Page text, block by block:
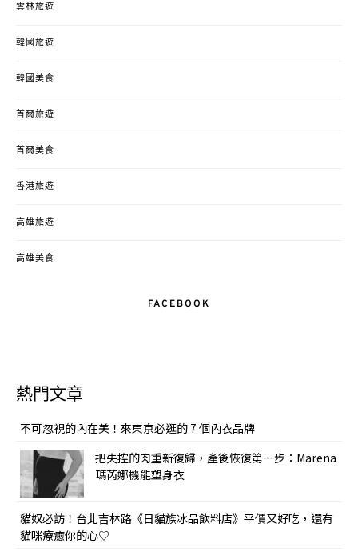
雲林旅遊
韓國旅遊
韓國美食
首爾旅遊
首爾美食
香港旅遊
高雄旅遊
高雄美食
FACEBOOK
熱門文章
不可忽視的內在美！來東京必逛的 7 個內衣品牌
把失控的肉重新復歸，產後恢復第一步：Marena
瑪芮娜機能塑身衣
貓奴必訪！台北吉林路《日貓族冰品飲料店》平價又好吃，還有
貓咪療癒你的心♡